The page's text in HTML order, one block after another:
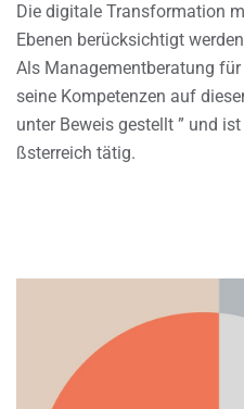
Die digitale Transformation
Ebenen berücksichtigt
Als Managementberatung
seine Kompetenzen auf
unter Beweis gestellt ” und
ßsterreich tätig.